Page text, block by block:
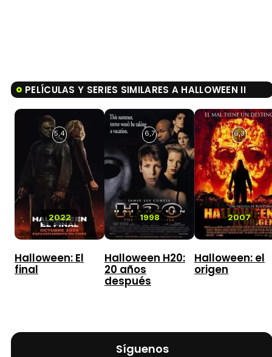
PELÍCULAS Y SERIES SIMILARES A HALLOWEEN II
2022
5,4
Halloween: El
final
1998
6,7
Halloween H20:
20 años
después
2007
6,3
Halloween: el
origen
Síguenos